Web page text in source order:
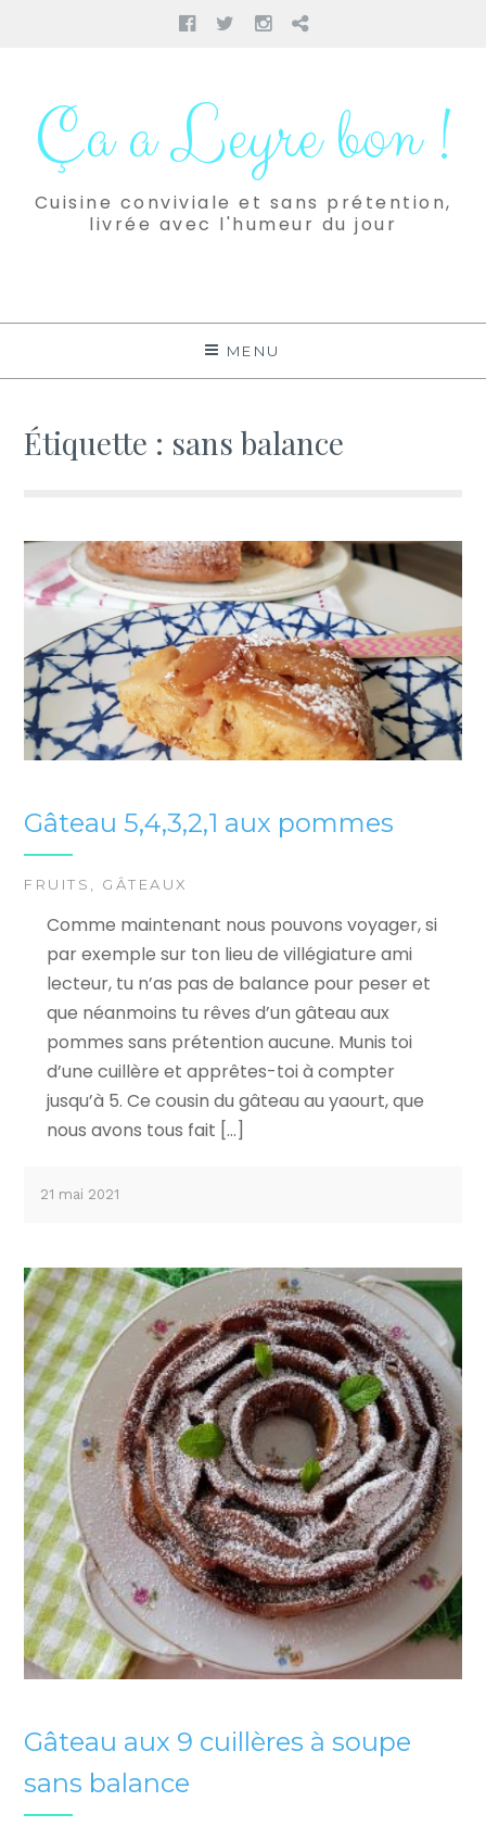
Facebook
TwitterInstagram
Pinterest
contenuÇa a Leyre bon !
Cuisine conviviale et sans prétention,
livrée avec l'humeur du jour
MENU
Étiquette : sans balance
Gâteau 5,4,3,2,1 aux pommes
FRUITS , GÂTEAUX
Comme maintenant nous pouvons voyager, si
par exemple sur ton lieu de villégiature ami
lecteur, tu n’as pas de balance pour peser et
que néanmoins tu rêves d’un gâteau aux
pommes sans prétention aucune. Munis toi
d’une cuillère et apprêtes-toi à compter
jusqu’à 5. Ce cousin du gâteau au yaourt, que
nous avons tous fait […]
21 mai 2021
Gâteau aux 9 cuillères à soupe
sans balance